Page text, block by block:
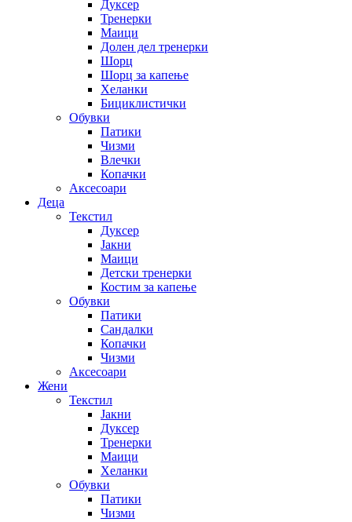
Дуксер
Тренерки
Маици
Долен дел тренерки
Шорц
Шорц за капење
Хеланки
Бициклистички
Обувки
Патики
Чизми
Влечки
Копачки
Аксесоари
Деца
Текстил
Дуксер
Јакни
Маици
Детски тренерки
Костим за капење
Обувки
Патики
Сандалки
Копачки
Чизми
Аксесоари
Жени
Текстил
Јакни
Дуксер
Тренерки
Маици
Хеланки
Обувки
Патики
Чизми